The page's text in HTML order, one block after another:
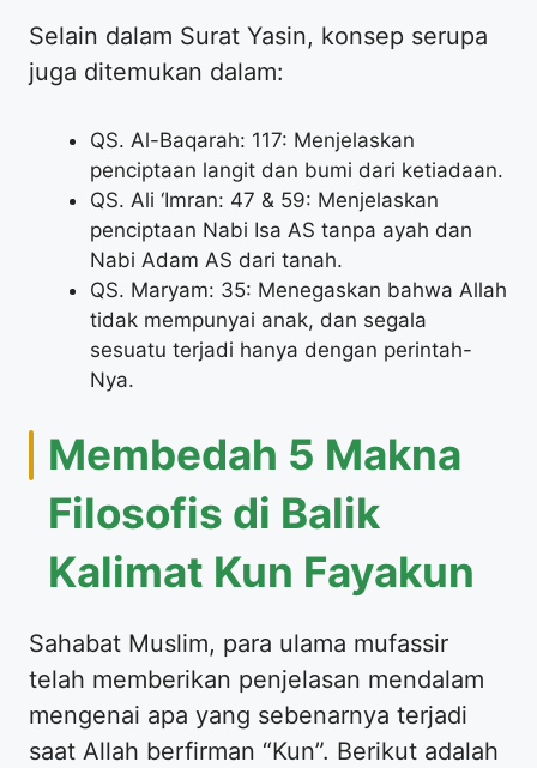
Selain dalam Surat Yasin, konsep serupa
juga ditemukan dalam:
QS. Al-Baqarah: 117: Menjelaskan
penciptaan langit dan bumi dari ketiadaan.
QS. Ali ‘Imran: 47 & 59: Menjelaskan
penciptaan Nabi Isa AS tanpa ayah dan
Nabi Adam AS dari tanah.
QS. Maryam: 35: Menegaskan bahwa Allah
tidak mempunyai anak, dan segala
sesuatu terjadi hanya dengan perintah-
Nya.
Membedah 5 Makna
Filosofis di Balik
Kalimat Kun Fayakun
Sahabat Muslim, para ulama mufassir
telah memberikan penjelasan mendalam
mengenai apa yang sebenarnya terjadi
saat Allah berfirman “Kun”. Berikut adalah